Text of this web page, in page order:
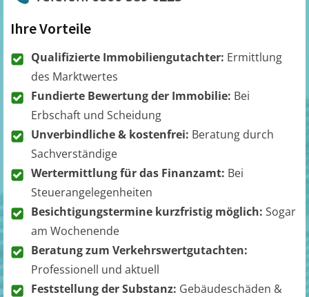
Ihre Vorteile
Qualifizierte Immobiliengutachter: Ermittlung
des Marktwertes
Fundierte Bewertung der Immobilie: Bei
Erbschaft und Scheidung
Unverbindliche & kostenfrei: Beratung durch
Sachverständige
Wertermittlung für das Finanzamt: Bei
Steuerangelegenheiten
Besichtigungstermine kurzfristig möglich: Sogar
am Wochenende
Beratung zum Verkehrswertgutachten:
Professionell und aktuell
Feststellung der Substanz: Gebäudeschäden &